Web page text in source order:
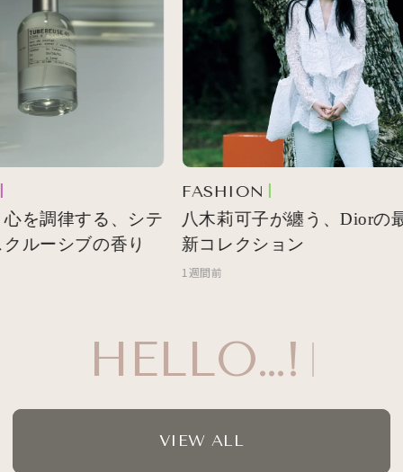
HELLO…!
調律する、シテ
ルーシブの香り
FASHION
八木莉可子が纏う、Diorの最
新コレクション
1週間前
VIEW ALL